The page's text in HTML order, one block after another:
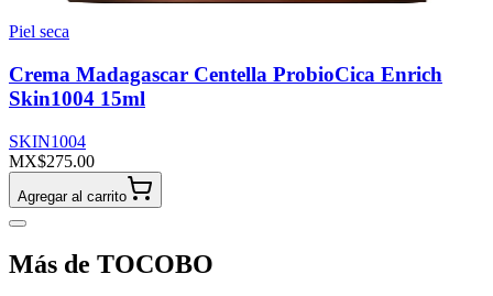
Piel seca
Crema Madagascar Centella ProbioCica Enrich
Skin1004 15ml
SKIN1004
MX$275.00
Agregar al carrito
Más de TOCOBO